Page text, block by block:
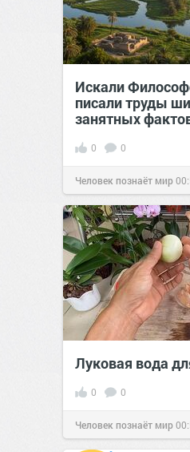
Искали
писали труды
занятных
0 0
Человек познаёт мир
Луковая вода
0 0
Человек познаёт мир